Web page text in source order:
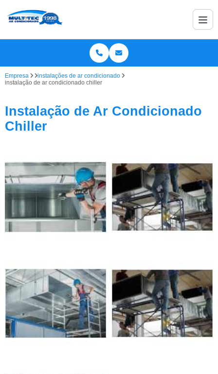
Empresa
instalações de ar condicionado
instalação de ar condicionado chiller
Instalação de Ar Condicionado
Chiller